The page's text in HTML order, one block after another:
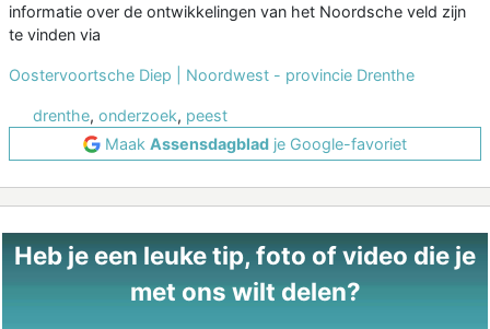
informatie over de ontwikkelingen van het Noordsche veld zijn
te vinden via
Oostervoortsche Diep | Noordwest - provincie Drenthe
drenthe, onderzoek, peest
Maak Assensdagblad je Google-favoriet
Heb je een leuke tip, foto of video die je
met ons wilt delen?